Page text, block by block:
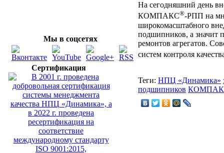
Мы в соцсетях
Сертификация
На сегодняшний день
КОМПАКС®-РПП на
широкомасштабного
подшипников, а значит
ремонтов агрегатов.
систем контроля
Теги: НПЦ «Динамика»
подшипников